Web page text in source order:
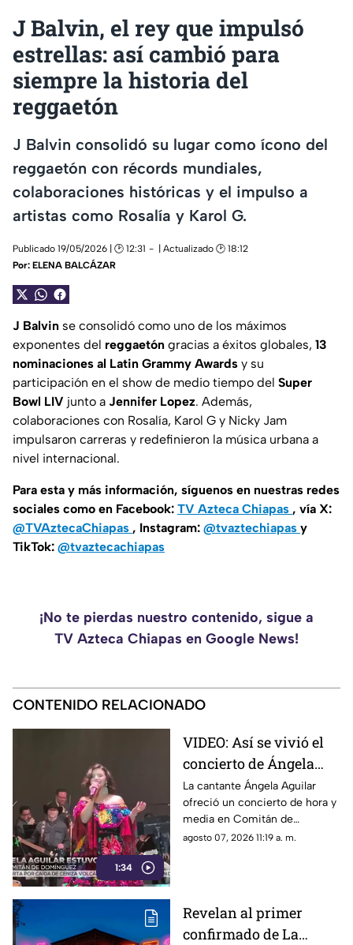
J Balvin, el rey que impulsó
estrellas: así cambió para
siempre la historia del
reggaetón
J Balvin consolidó su lugar como ícono del
reggaetón con récords mundiales,
colaboraciones históricas y el impulso a
artistas como Rosalía y Karol G.
Publicado 19/05/2026 | 🕑 12:31
| Actualizado 🕑 18:12
Por: ELENA BALCÁZAR
J Balvin se consolidó como uno de los máximos
exponentes del reggaetón gracias a éxitos globales, 13
nominaciones al Latin Grammy Awards y su
participación en el show de medio tiempo del Super
Bowl LIV junto a Jennifer Lopez. Además,
colaboraciones con Rosalía, Karol G y Nicky Jam
impulsaron carreras y redefinieron la música urbana a
nivel internacional.
Para esta y más información, síguenos en nuestras redes
sociales como en Facebook: TV Azteca Chiapas , vía X:
@TVAztecaChiapas , Instagram: @tvaztechiapas y
TikTok: @tvaztecachiapas
¡No te pierdas nuestro contenido, sigue a
TV Azteca Chiapas en Google News!
CONTENIDO RELACIONADO
1:34
VIDEO: Así se vivió el
concierto de Ángela
Aguilar en Comitán de
Domínguez, Chiapas
La cantante Ángela Aguilar
ofreció un concierto de hora y
media en Comitán de
Domínguez, donde sorprendió
agosto 07, 2026 11:19 a. m.
Revelan al primer
confirmado de La